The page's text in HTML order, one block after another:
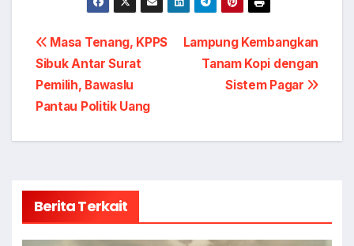
Navigasi
pos
Lampung Kembangkan
Tanam Kopi dengan
Sistem Pagar
Masa Tenang, KPPS
Sibuk Antar Surat
Pemilih, Bawaslu
Pantau Politik Uang
Berita Terkait